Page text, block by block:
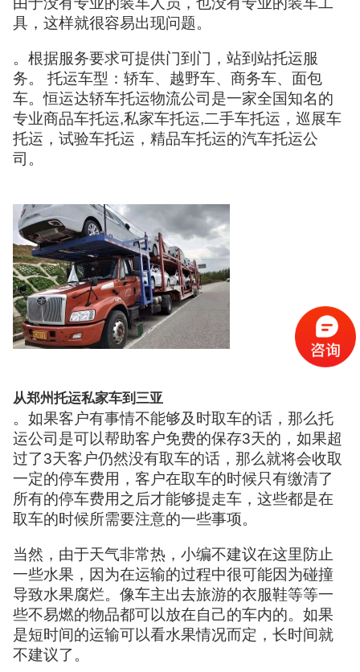
具，这样就很容易出现问题。
。根据服务要求可提供门到门，站到站托运服
务。 托运车型：轿车、越野车、商务车、面包
车。恒运达轿车托运物流公司是一家全国知名的
专业商品车托运,私家车托运,二手车托运，巡展车
托运，试验车托运，精品车托运的汽车托运公
司。
从郑州托运私家车到三亚
。如果客户有事情不能够及时取车的话，那么托
运公司是可以帮助客户免费的保存3天的，如果超
过了3天客户仍然没有取车的话，那么就将会收取
一定的停车费用，客户在取车的时候只有缴清了
所有的停车费用之后才能够提走车，这些都是在
取车的时候所需要注意的一些事项。
当然，由于天气非常热，小编不建议在这里防止
一些水果，因为在运输的过程中很可能因为碰撞
导致水果腐烂。像车主出去旅游的衣服鞋等等一
些不易燃的物品都可以放在自己的车内的。如果
是短时间的运输可以看水果情况而定，长时间就
不建议了。